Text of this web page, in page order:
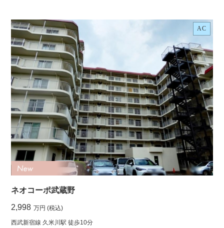
AC
ネオコーポ武蔵野
2,998 万円 (税込)
西武新宿線 久米川駅 徒歩10分